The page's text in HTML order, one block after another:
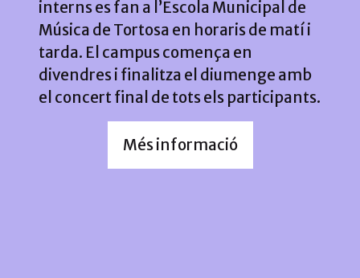
interns es fan a l’Escola Municipal de
Música de Tortosa en horaris de matí i
tarda. El campus comença en
divendres i finalitza el diumenge amb
el concert final de tots els participants.
Més informació